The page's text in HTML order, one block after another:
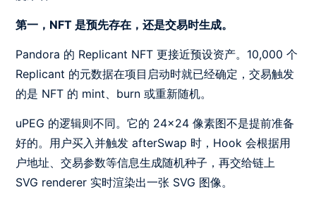
第一，NFT 是预先存在，还是交易时生成。
Pandora 的 Replicant NFT 更接近预设资产。10,000 个
Replicant 的元数据在项目启动时就已经确定，交易触发
的是 NFT 的 mint、burn 或重新随机。
uPEG 的逻辑则不同。它的 24×24 像素图不是提前准备
好的。用户买入并触发 afterSwap 时，Hook 会根据用
户地址、交易参数等信息生成随机种子，再交给链上
SVG renderer 实时渲染出一张 SVG 图像。